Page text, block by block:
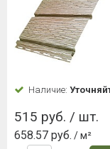
Наличие:
515 руб. / шт.
658.57 руб. / м²